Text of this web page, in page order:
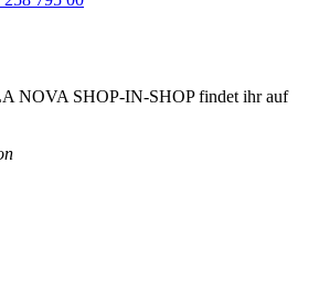
NOVA SHOP-IN-SHOP findet ihr auf